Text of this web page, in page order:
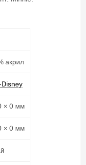
акрил
Disney
× 0 мм
× 0 мм